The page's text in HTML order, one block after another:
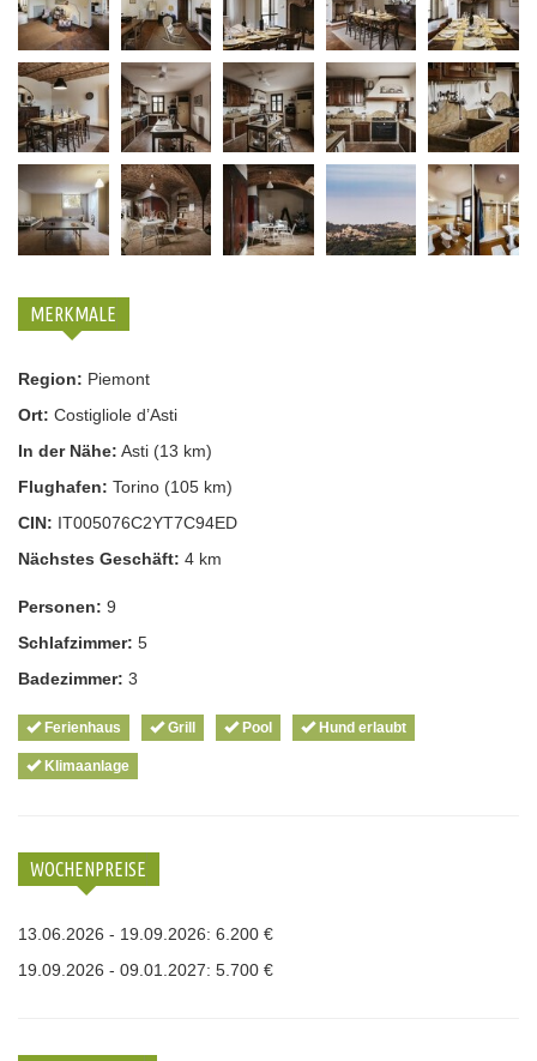
MERKMALE
Region: Piemont
Ort: Costigliole d’Asti
In der Nähe: Asti (13 km)
Flughafen: Torino (105 km)
CIN: IT005076C2YT7C94ED
Nächstes Geschäft: 4 km
Personen: 9
Schlafzimmer: 5
Badezimmer: 3
Ferienhaus Grill Pool Hund erlaubt
Klimaanlage
WOCHENPREISE
13.06.2026 - 19.09.2026: 6.200 €
19.09.2026 - 09.01.2027: 5.700 €